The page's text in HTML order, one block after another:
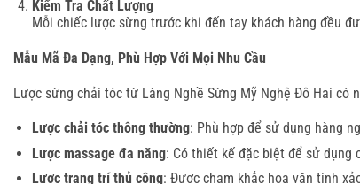
Kiểm Tra Chất Lượng
Mỗi chiếc lược sừng trước khi đến tay khách hàng đều
Mẫu Mã Đa Dạng, Phù Hợp Với Mọi Nhu Cầu
Lược sừng chải tóc từ Làng Nghề Sừng Mỹ Nghệ Đô Hai
Lược chải tóc thông thường: Phù hợp để sử dụng hàng
Lược massage đa năng: Có thiết kế đặc biệt để sử dụng
Lược trang trí thủ công: Được chạm khắc hoa văn tinh